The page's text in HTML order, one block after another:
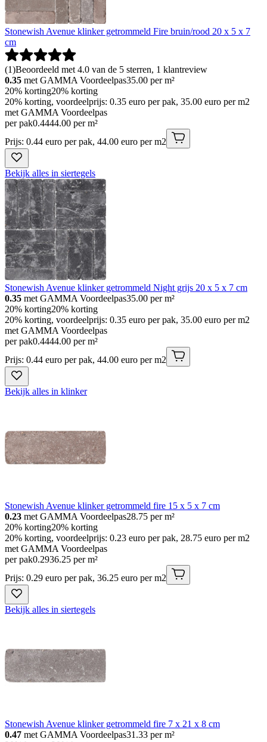
Stonewish Avenue klinker getrommeld Fire bruin/rood 20 x 5 x 7
cm
(1)Beoordeeld met 4.0 van de 5 sterren, 1 klantreview
0.35 met GAMMA Voordeelpas35.00 per m²
20% korting20% korting
20% korting, voordeelprijs: 0.35 euro per pak, 35.00 euro per m2
met GAMMA Voordeelpas
per pak0.4444.00 per m²
Prijs: 0.44 euro per pak, 44.00 euro per m2
Bekijk alles in siertegels
Stonewish Avenue klinker getrommeld Night grijs 20 x 5 x 7 cm
0.35 met GAMMA Voordeelpas35.00 per m²
20% korting20% korting
20% korting, voordeelprijs: 0.35 euro per pak, 35.00 euro per m2
met GAMMA Voordeelpas
per pak0.4444.00 per m²
Prijs: 0.44 euro per pak, 44.00 euro per m2
Bekijk alles in klinker
Stonewish Avenue klinker getrommeld fire 15 x 5 x 7 cm
0.23 met GAMMA Voordeelpas28.75 per m²
20% korting20% korting
20% korting, voordeelprijs: 0.23 euro per pak, 28.75 euro per m2
met GAMMA Voordeelpas
per pak0.2936.25 per m²
Prijs: 0.29 euro per pak, 36.25 euro per m2
Bekijk alles in siertegels
Stonewish Avenue klinker getrommeld fire 7 x 21 x 8 cm
0.47 met GAMMA Voordeelpas31.33 per m²